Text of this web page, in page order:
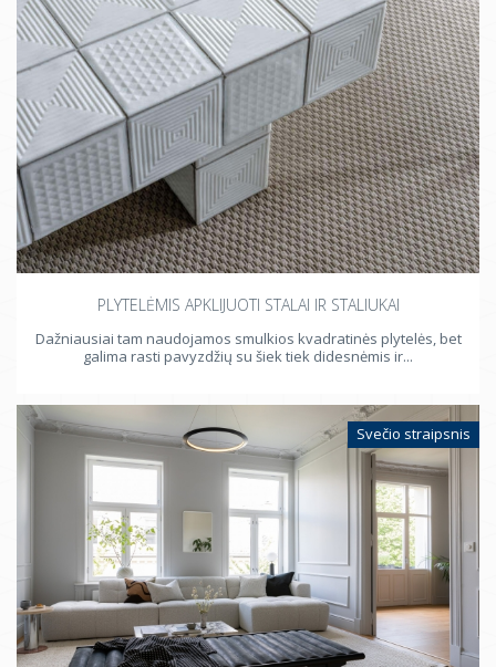
PLYTELĖMIS APKLIJUOTI STALAI IR STALIUKAI
Dažniausiai tam naudojamos smulkios kvadratinės plytelės, bet
galima rasti pavyzdžių su šiek tiek didesnėmis ir...
Svečio straipsnis